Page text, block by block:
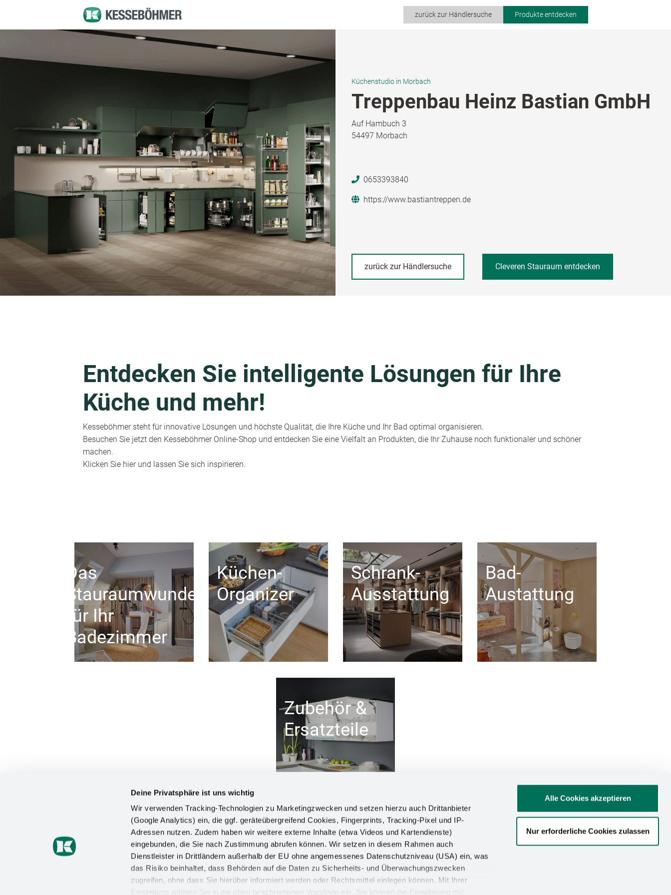
Deine Privatsphäre ist uns wichtig
Wir verwenden Tracking-Technologien zu Marketingzwecken und setzen hierzu auch Drittanbieter
(Google Analytics) ein, die ggf. geräteübergreifend Cookies, Fingerprints, Tracking-Pixel und IP-
Adressen nutzen. Zudem haben wir weitere externe Inhalte (etwa Videos und Kartendienste)
eingebunden, die Sie nach Zustimmung abrufen können. Wir setzen in diesem Rahmen auch
Dienstleister in Drittländern außerhalb der EU ohne angemessenes Datenschutzniveau (USA) ein, was
das Risiko beinhaltet, dass Behörden auf die Daten zu Sicherheits- und Überwachungszwecken
zugreifen, ohne dass Sie hierüber informiert werden oder Rechtsmittel einlegen können. Mit Ihrer
Einstellung willigen Sie in die oben beschriebenen Vorgänge ein. Sie können die Einwilligung mit
Alle Cookies akzeptieren
Nur erforderliche Cookies zulassen
zurück zur Händlersuche Produkte entdecken
Küchenstudio in Morbach
Treppenbau Heinz Bastian GmbH
Auf Hambuch 3
54497 Morbach
0653393840
https://www.bastiantreppen.de
zurück zur Händlersuche Cleveren Stauraum entdecken
Entdecken Sie intelligente Lösungen für Ihre
Küche und mehr!
Kesseböhmer steht für innovative Lösungen und höchste Qualität, die Ihre Küche und Ihr Bad optimal organisieren.
Besuchen Sie jetzt den Kesseböhmer Online-Shop und entdecken Sie eine Vielfalt an Produkten, die Ihr Zuhause noch funktionaler und schöner
machen.
Klicken Sie hier und lassen Sie sich inspirieren.
Das
Stauraumwunder
für Ihr
Badezimmer
Küchen-
Organizer
Schrank-
Ausstattung
Bad-
Austattung
Zubehör &
Ersatzteile
Kesseböhmer Holding KG
Mindener Straße 208
49152 Bad Essen
INFORMATIONEN
Impressum
Datenschutz